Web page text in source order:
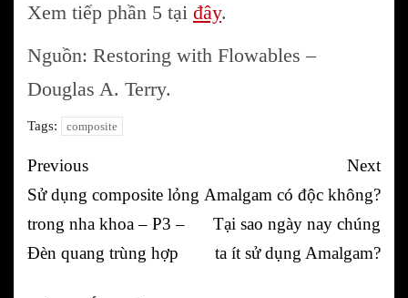
Xem tiếp phần 5 tại đây.
Nguồn: Restoring with Flowables –
Douglas A. Terry.
Tags: composite
Post
navigation
Previous
Sử dụng composite lỏng
trong nha khoa – P3 –
Đèn quang trùng hợp
Next
Amalgam có độc không?
Tại sao ngày nay chúng
ta ít sử dụng Amalgam?